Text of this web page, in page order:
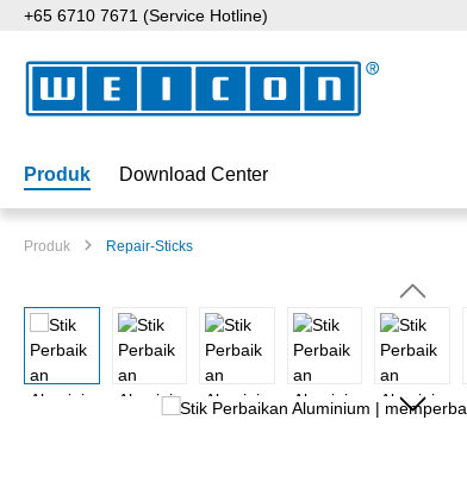
ke konten utama
Lewati ke pencarian
Lewati ke navigasi utama
+65 6710 7671 (Service Hotline)
Produk Download Center
Produk Repair-Sticks
Lewati galeri gambar